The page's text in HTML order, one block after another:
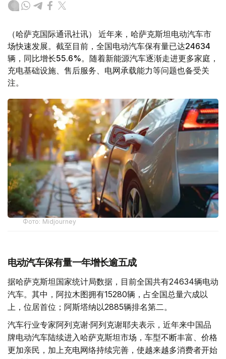
（哈萨克国际通讯社讯） 近年来，哈萨克斯坦电动汽车市
场快速发展。截至目前，全国电动汽车保有量已达24634
辆，同比增长55.6%。随着新能源汽车逐渐走进更多家庭，
充电基础设施、售后服务、电网承载能力等问题也备受关
注。
Фото: Midjourney
电动汽车保有量一年增长逾五成
据哈萨克斯坦国家统计局数据，目前全国共有24634辆电动
汽车。其中，阿拉木图拥有15280辆，占全国总量六成以
上，位居首位；阿斯塔纳以2885辆排名第二。
汽车行业专家阿列克谢·阿列克谢耶夫表示，近年来中国品
牌电动汽车陆续进入哈萨克斯坦市场，车型不断丰富、价格
更加亲民，加上充电网络持续完善，使越来越多消费者开始